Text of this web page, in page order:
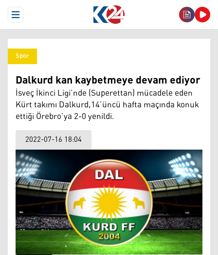
Open Menu
Spor
Dalkurd kan kaybetmeye devam ediyor
İsveç İkinci Ligi’nde (Superettan) mücadele eden
Kürt takımı Dalkurd,14’üncü hafta maçında konuk
ettiği Örebro’ya 2-0 yenildi.
2022-07-16 18:04